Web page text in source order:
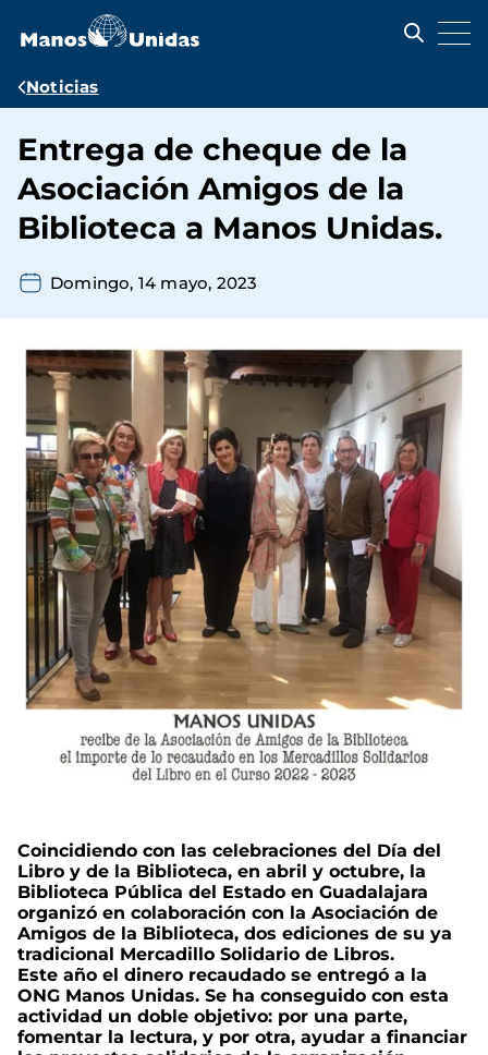
contenido
Ruta
navegación
Noticias
Entrega de cheque de la
Asociación Amigos de la
Biblioteca a Manos Unidas.
Domingo, 14 mayo, 2023
Coincidiendo con las celebraciones del Día del
Libro y de la Biblioteca, en abril y octubre, la
Biblioteca Pública del Estado en Guadalajara
organizó en colaboración con la Asociación de
Amigos de la Biblioteca, dos ediciones de su ya
tradicional Mercadillo Solidario de Libros.
Este año el dinero recaudado se entregó a la
ONG Manos Unidas. Se ha conseguido con esta
actividad un doble objetivo: por una parte,
fomentar la lectura, y por otra, ayudar a financiar